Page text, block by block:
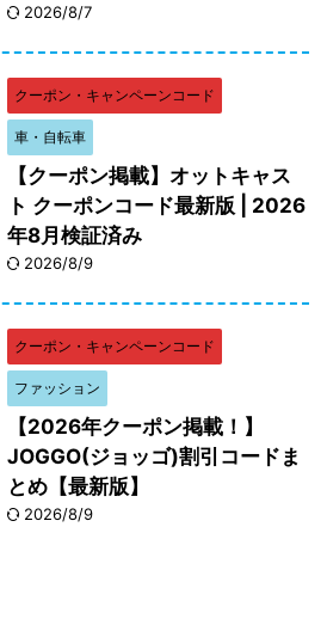
2026/8/7
クーポン・キャンペーンコード
車・自転車
【クーポン掲載】オットキャス
ト クーポンコード最新版 | 2026
年8月検証済み
2026/8/9
クーポン・キャンペーンコード
ファッション
【2026年クーポン掲載！】
JOGGO(ジョッゴ)割引コードま
とめ【最新版】
2026/8/9